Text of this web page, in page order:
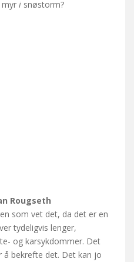
myr i snøstorm?
Rougseth
som vet det, da det er en
tydeligvis lenger,
og karsykdommer. Det
å bekrefte det. Det kan jo